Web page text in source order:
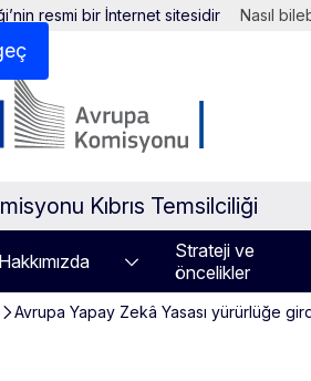
resmi bir İnternet sitesidir Nasıl
Kıbrıs Temsilciliği
Hakkımızda
Strateji ve
öncelikler
Avrupa Yapay Zekâ Yasası yürürlüğe